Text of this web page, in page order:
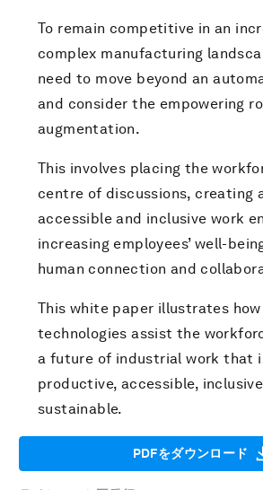
To remain competitive in an
complex manufacturing
need to move beyond an
and consider the empowering
augmentation.
This involves placing the
centre of discussions, creating
accessible and inclusive work
increasing employees’ well-
human connection and
This white paper illustrates
technologies assist the
a future of industrial work that
productive, accessible,
sustainable.
PDFをダウンロード